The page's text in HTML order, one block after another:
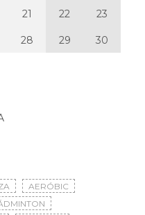
21 22 23
28 29 30
AERÓBIC